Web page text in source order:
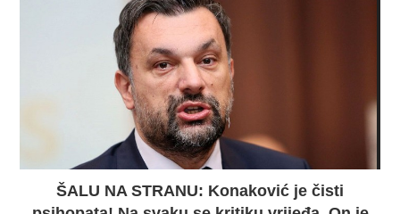
ŠALU NA STRANU: Konaković je čisti